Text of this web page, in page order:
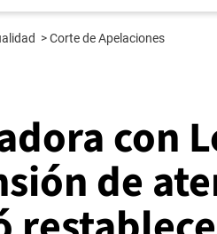
>Corte de Apelaciones
con
de